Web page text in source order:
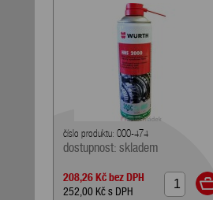
číslo produktu: 000-474
dostupnost: skladem
208,26 Kčbez DPH
252,00 Kčs DPH